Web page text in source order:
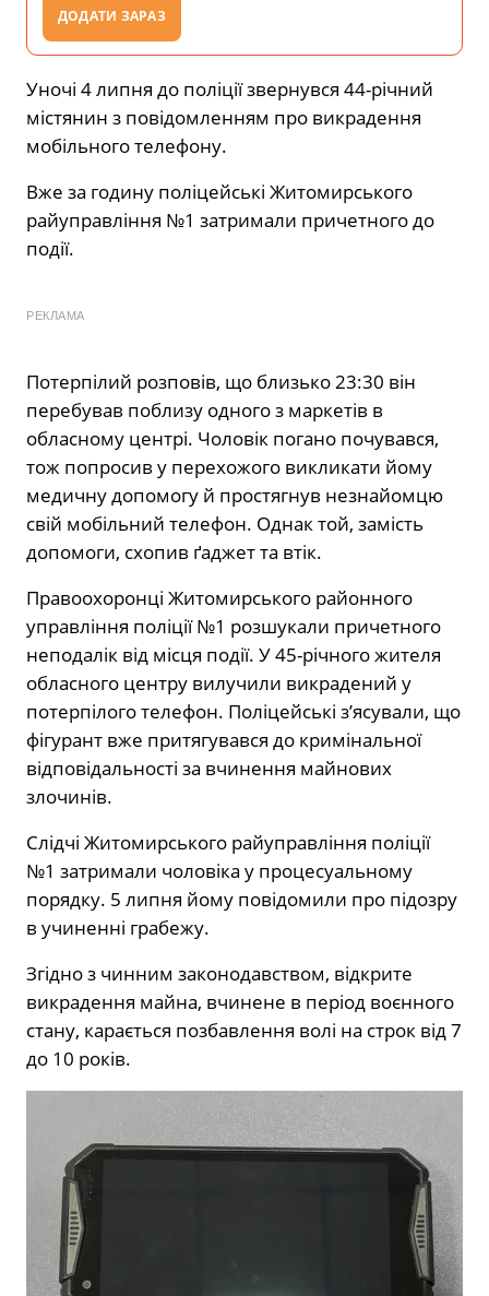
ДОДАТИ ЗАРАЗ
Уночі 4 липня до поліції звернувся 44-річний
містянин з повідомленням про викрадення
мобільного телефону.
Вже за годину поліцейські Житомирського
райуправління №1 затримали причетного до
події.
РЕКЛАМА
Потерпілий розповів, що близько 23:30 він
перебував поблизу одного з маркетів в
обласному центрі. Чоловік погано почувався,
тож попросив у перехожого викликати йому
медичну допомогу й простягнув незнайомцю
свій мобільний телефон. Однак той, замість
допомоги, схопив ґаджет та втік.
Правоохоронці Житомирського районного
управління поліції №1 розшукали причетного
неподалік від місця події. У 45-річного жителя
обласного центру вилучили викрадений у
потерпілого телефон. Поліцейські з’ясували, що
фігурант вже притягувався до кримінальної
відповідальності за вчинення майнових
злочинів.
Слідчі Житомирського райуправління поліції
№1 затримали чоловіка у процесуальному
порядку. 5 липня йому повідомили про підозру
в учиненні грабежу.
Згідно з чинним законодавством, відкрите
викрадення майна, вчинене в період воєнного
стану, карається позбавлення волі на строк від 7
до 10 років.